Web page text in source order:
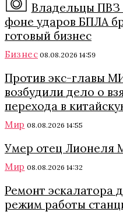
Владельцы ПВЗ
фоне ударов БПЛА
готовый бизнес
Бизнес 08.08.2026 14:59
Против экс-главы
возбудили дело о
перехода в
Мир 08.08.2026 14:55
Умер отец Лионеля
Мир 08.08.2026 14:32
Ремонт эскалатора
режим работы